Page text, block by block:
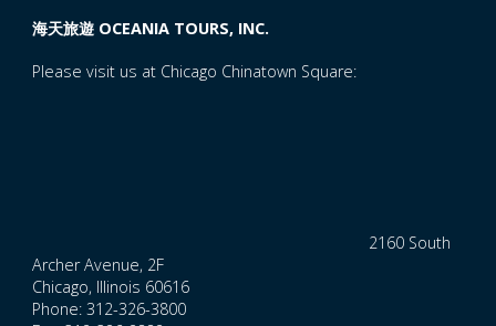
海天旅遊 OCEANIA TOURS, INC.
Please visit us at Chicago Chinatown Square:
2160 South
Archer Avenue, 2F
Chicago, Illinois 60616
Phone: 312-326-3800